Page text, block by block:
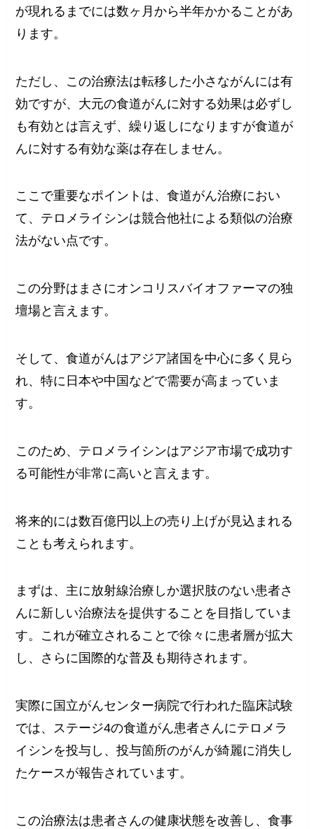
が現れるまでには数ヶ月から半年かかることがあ
ります。
ただし、この治療法は転移した小さながんには有
効ですが、大元の食道がんに対する効果は必ずし
も有効とは言えず、繰り返しになりますが食道が
んに対する有効な薬は存在しません。
ここで重要なポイントは、食道がん治療におい
て、テロメライシンは競合他社による類似の治療
法がない点です。
この分野はまさにオンコリスバイオファーマの独
壇場と言えます。
そして、食道がんはアジア諸国を中心に多く見ら
れ、特に日本や中国などで需要が高まっていま
す。
このため、テロメライシンはアジア市場で成功す
る可能性が非常に高いと言えます。
将来的には数百億円以上の売り上げが見込まれる
ことも考えられます。
まずは、主に放射線治療しか選択肢のない患者さ
んに新しい治療法を提供することを目指していま
す。これが確立されることで徐々に患者層が拡大
し、さらに国際的な普及も期待されます。
実際に国立がんセンター病院で行われた臨床試験
では、ステージ4の食道がん患者さんにテロメラ
イシンを投与し、投与箇所のがんが綺麗に消失し
たケースが報告されています。
この治療法は患者さんの健康状態を改善し、食事